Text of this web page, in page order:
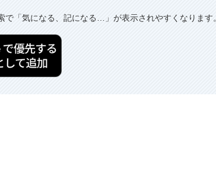
「気になる、記になる…」が表示されやすくなります。